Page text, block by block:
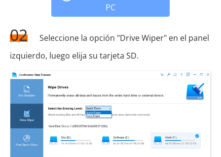
PC
02
Seleccione la opción "Drive Wiper" en el panel
izquierdo, luego elija su tarjeta SD.